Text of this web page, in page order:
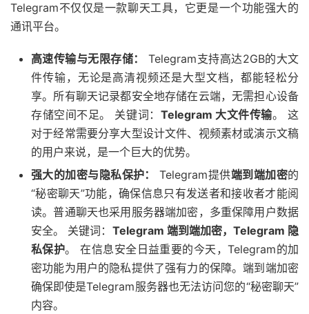
Telegram不仅仅是一款聊天工具，它更是一个功能强大的
通讯平台。
高速传输与无限存储：
Telegram支持高达2GB的大文
件传输，无论是高清视频还是大型文档，都能轻松分
享。所有聊天记录都安全地存储在云端，无需担心设备
存储空间不足。 关键词： Telegram 大文件传输。 这
对于经常需要分享大型设计文件、视频素材或演示文稿
的用户来说，是一个巨大的优势。
强大的加密与隐私保护：
Telegram提供端到端加密的
“秘密聊天”功能，确保信息只有发送者和接收者才能阅
读。普通聊天也采用服务器端加密，多重保障用户数据
安全。 关键词： Telegram 端到端加密，Telegram 隐
私保护。 在信息安全日益重要的今天，Telegram的加
密功能为用户的隐私提供了强有力的保障。端到端加密
确保即使是Telegram服务器也无法访问您的“秘密聊天”
内容。